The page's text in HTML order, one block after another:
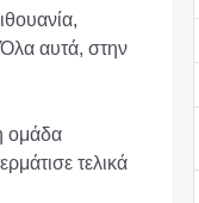
αυτά, στην
ομάδα
τελικά